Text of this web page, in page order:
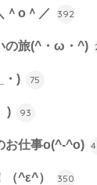
＾o＾／ 392
の旅(^・ω・^)
・) 75
) 93
お仕事o(^-^o)
（^ε^） 350